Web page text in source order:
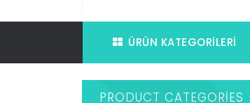
ÜRÜN KATEGORILERI
PRODUCT CATEGORIES